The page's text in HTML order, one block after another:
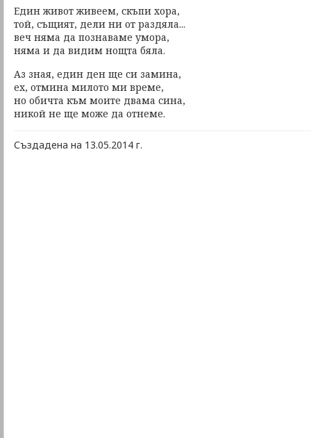
Един живот живеем, скъпи хора,
той, същият, дели ни от раздяла...
веч няма да познаваме умора,
няма и да видим нощта бяла.
Аз зная, един ден ще си замина,
ех, отмина милото ми време,
но обичта към моите двама сина,
никой не ще може да отнеме.
Създадена на 13.05.2014 г.